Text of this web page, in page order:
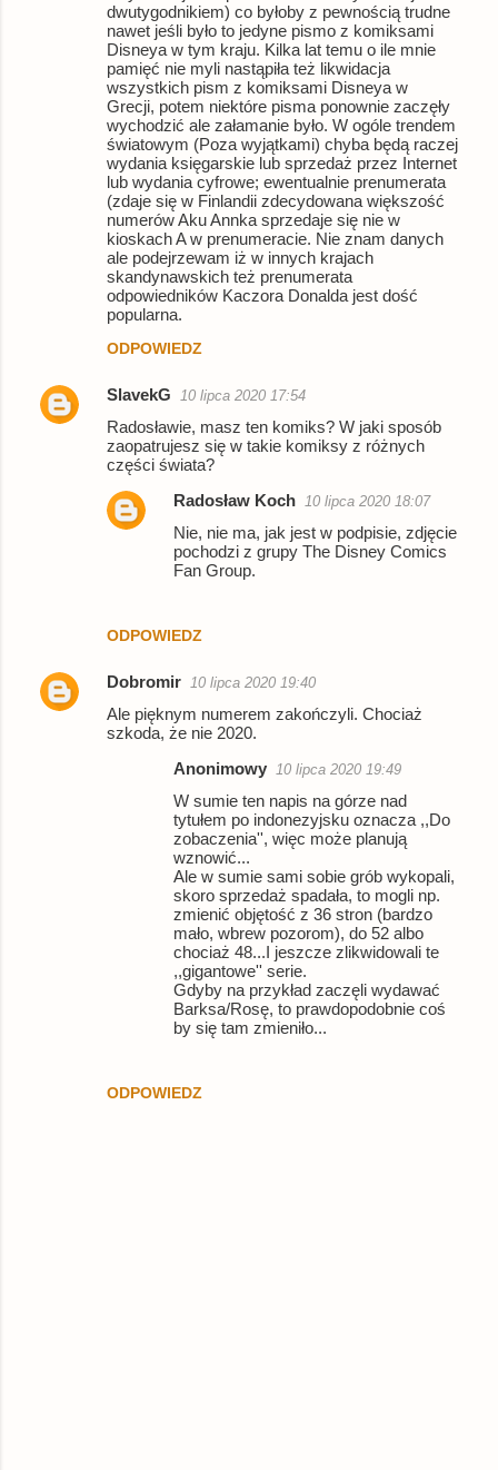
dwutygodnikiem) co byłoby z pewnością trudne
nawet jeśli było to jedyne pismo z komiksami
Disneya w tym kraju. Kilka lat temu o ile mnie
pamięć nie myli nastąpiła też likwidacja
wszystkich pism z komiksami Disneya w
Grecji, potem niektóre pisma ponownie zaczęły
wychodzić ale załamanie było. W ogóle trendem
światowym (Poza wyjątkami) chyba będą raczej
wydania księgarskie lub sprzedaż przez Internet
lub wydania cyfrowe; ewentualnie prenumerata
(zdaje się w Finlandii zdecydowana większość
numerów Aku Annka sprzedaje się nie w
kioskach A w prenumeracie. Nie znam danych
ale podejrzewam iż w innych krajach
skandynawskich też prenumerata
odpowiedników Kaczora Donalda jest dość
popularna.
ODPOWIEDZ
SlavekG 10 lipca 2020 17:54
Radosławie, masz ten komiks? W jaki sposób
zaopatrujesz się w takie komiksy z różnych
części świata?
ODPOWIEDZ
Radosław Koch 10 lipca 2020 18:07
Nie, nie ma, jak jest w podpisie, zdjęcie
pochodzi z grupy The Disney Comics
Fan Group.
Dobromir 10 lipca 2020 19:40
Ale pięknym numerem zakończyli. Chociaż
szkoda, że nie 2020.
ODPOWIEDZ
Anonimowy 10 lipca 2020 19:49
W sumie ten napis na górze nad
tytułem po indonezyjsku oznacza ,,Do
zobaczenia'', więc może planują
wznowić...
Ale w sumie sami sobie grób wykopali,
skoro sprzedaż spadała, to mogli np.
zmienić objętość z 36 stron (bardzo
mało, wbrew pozorom), do 52 albo
chociaż 48...I jeszcze zlikwidowali te
,,gigantowe'' serie.
Gdyby na przykład zaczęli wydawać
Barksa/Rosę, to prawdopodobnie coś
by się tam zmieniło...